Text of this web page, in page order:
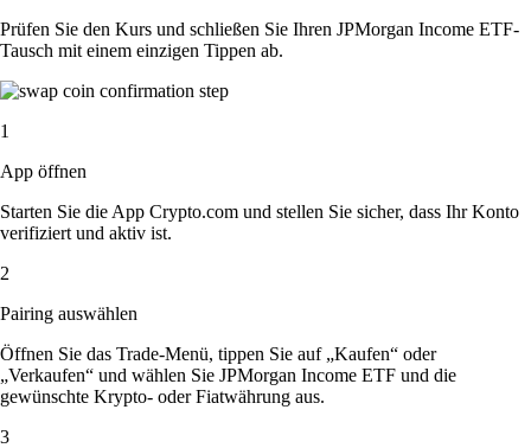
Prüfen Sie den Kurs und schließen Sie Ihren JPMorgan Income ETF-
Tausch mit einem einzigen Tippen ab.
1
App öffnen
Starten Sie die App Crypto.com und stellen Sie sicher, dass Ihr Konto
verifiziert und aktiv ist.
2
Pairing auswählen
Öffnen Sie das Trade-Menü, tippen Sie auf „Kaufen“ oder
„Verkaufen“ und wählen Sie JPMorgan Income ETF und die
gewünschte Krypto- oder Fiatwährung aus.
3